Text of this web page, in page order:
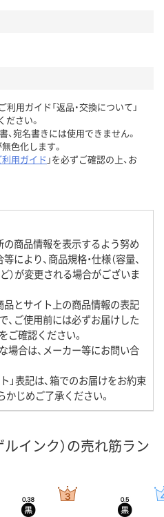
利用ガイド「返品・交換について」
ださい。
宛名書きには使用できません。
色化します。
利用ガイド 」を必ずご確認の上、お
の商品情報を表示するよう努め
により、商品規格・仕様（容量、
）が変更される場合がございま
品とサイト上の商品情報の表記
、ご使用前には必ずお届けした
ご確認ください。
場合は、メーカー等にお問い合
」表記は、箱でのお届けをお約束
じめご了承ください。
インク）の売れ筋ラン